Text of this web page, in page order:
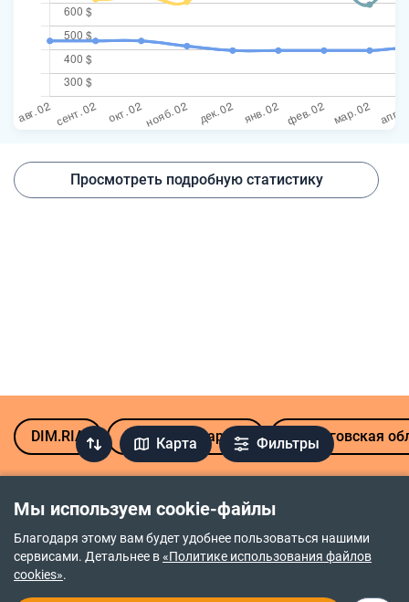
Мы используем cookie-файлы
Благодаря этому вам будет удобнее пользоваться нашими
сервисами. Детальнее в«Политике использования файлов
cookies».
Карта Фильтры
DIM.RIA Продажа квартир Черниговская
Просмотреть подробную статистику
География Чернигова